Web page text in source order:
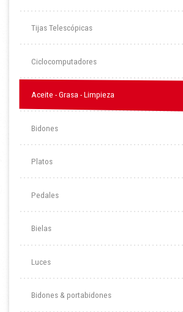
Tijas Telescópicas
Ciclocomputadores
Aceite - Grasa - Limpieza
Aceite - Grasa - Limpieza
Bidones
Platos
Pedales
Bielas
Luces
Bidones & portabidones